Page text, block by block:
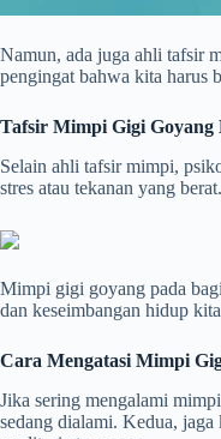
Namun, ada juga ahli tafsir
pengingat bahwa kita harus
Tafsir Mimpi Gigi
Selain ahli tafsir mimpi,
stres atau tekanan yang berat.
Mimpi gigi goyang pada
dan keseimbangan hidup
Cara Mengatasi Mimpi
Jika sering mengalami
sedang dialami. Kedua,